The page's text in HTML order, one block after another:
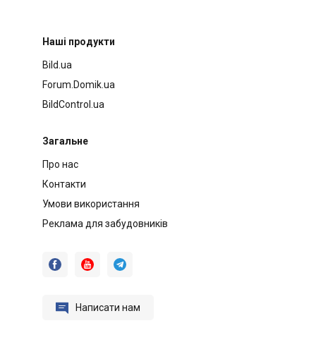
Наші продукти
Bild.ua
Forum.Domik.ua
BildControl.ua
Загальне
Про нас
Контакти
Умови використання
Реклама для забудовників
  
 Написати нам